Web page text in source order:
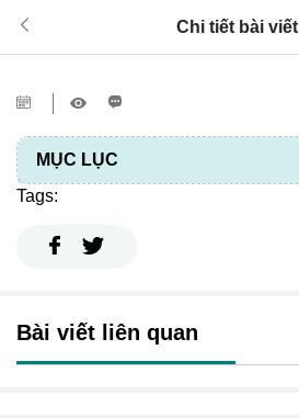
Chi tiết bài viết
MỤC LỤC
Tags:
Bài viết liên quan